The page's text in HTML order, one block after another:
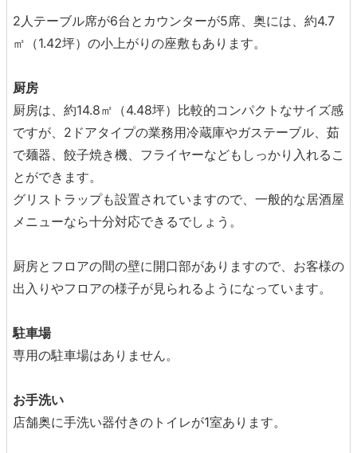
2人テーブル席が6台とカウンターが5席、奥には、約4.7
㎡（1.42坪）の小上がりの座敷もあります。
厨房
厨房は、約14.8㎡（4.48坪）比較的コンパクトなサイズ感
ですが、2ドアタイプの業務用冷蔵庫やガステーブル、茹
で麺器、餃子焼き機、フライヤーなどもしっかり入れるこ
とができます。
グリストラップも設置されていますので、一般的な居酒屋
メニューなら十分対応できるでしょう。
厨房とフロアの間の壁に開口部がありますので、お客様の
出入りやフロアの様子が見られるようになっています。
駐車場
専用の駐車場はありません。
お手洗い
店舗奥に手洗い器付きのトイレが1室あります。